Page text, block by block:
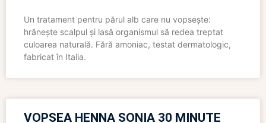
Un tratament pentru părul alb care nu vopsește:
hrănește scalpul și lasă organismul să redea treptat
culoarea naturală. Fără amoniac, testat dermatologic,
fabricat în Italia.
VOPSEA HENNA SONIA 30 MINUTE